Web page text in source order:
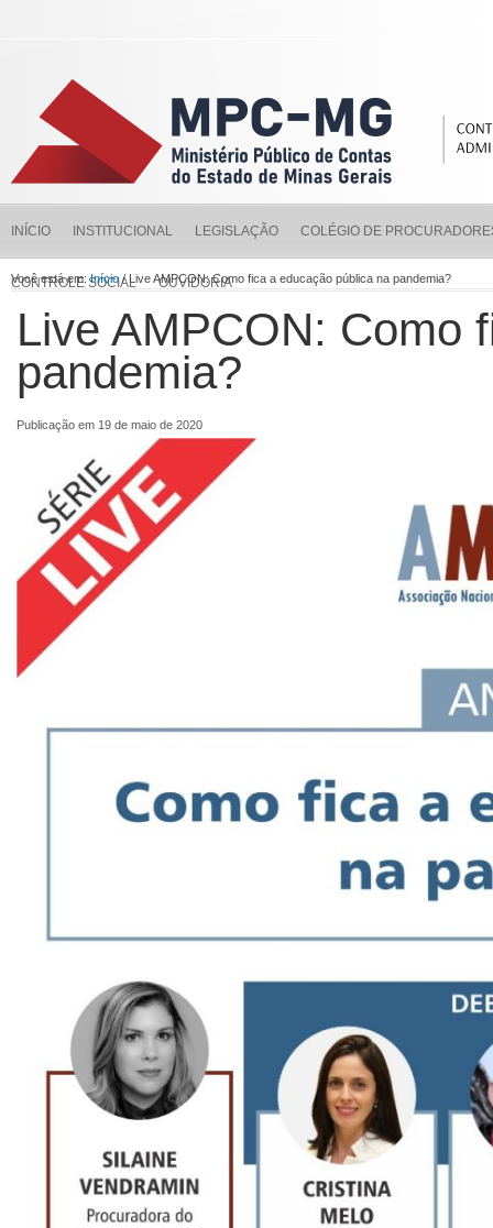
INÍCIO INSTITUCIONAL LEGISLAÇÃO COLÉGIO DE
CONTROLE SOCIAL OUVIDORIA
Você está em:Início/ Live AMPCON: Como fica a educação pública na pandemia?
Live AMPCON: Como
pandemia?
Publicação em 19 de maio de 2020